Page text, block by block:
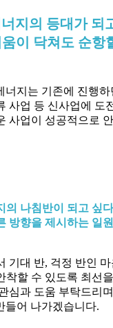
지의 등대가 되
이 닥쳐도 순항
너지는 기존에 진행
사업 등 신사업에 도
사업이 성공적으로
의 나침반이 되고 싶
방향을 제시하는 일
기대 반, 걱정 반인
착할 수 있도록 최선
심과 도움 부탁드리
들어 나가겠습니다.